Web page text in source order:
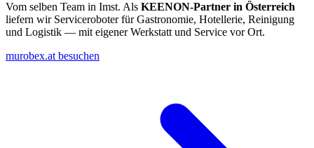
Vom selben Team in Imst. Als KEENON-Partner in Österreich
liefern wir Serviceroboter für Gastronomie, Hotellerie, Reinigung
und Logistik — mit eigener Werkstatt und Service vor Ort.
murobex.at besuchen